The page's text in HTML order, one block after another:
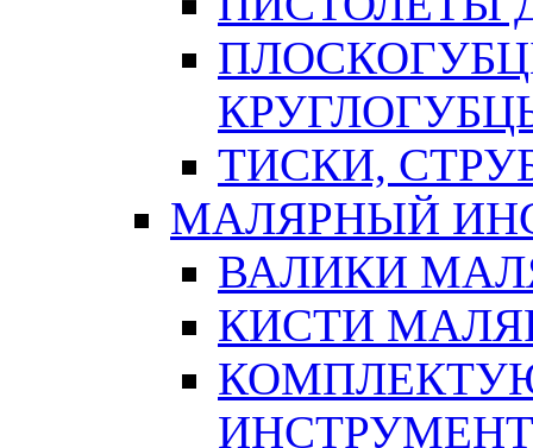
ТИСКИ,
МАЛЯРНЫЙ
ВАЛИКИ
КИСТИ